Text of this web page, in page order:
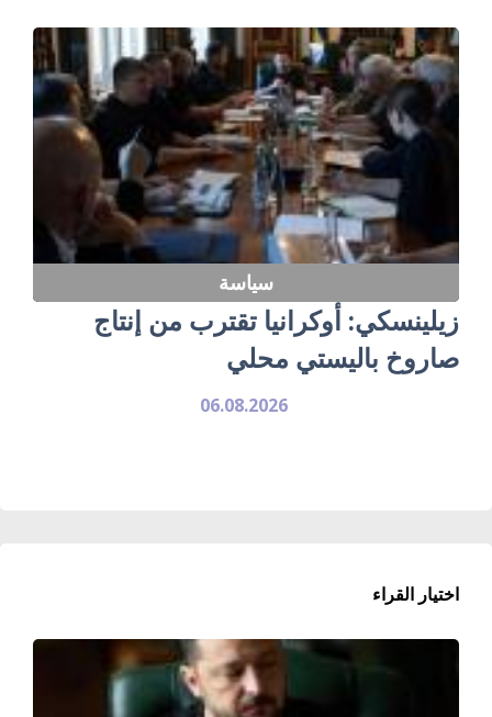
سياسة
زيلينسكي: أوكرانيا تقترب من إنتاج
صاروخ باليستي محلي
06.08.2026
اختيار القراء